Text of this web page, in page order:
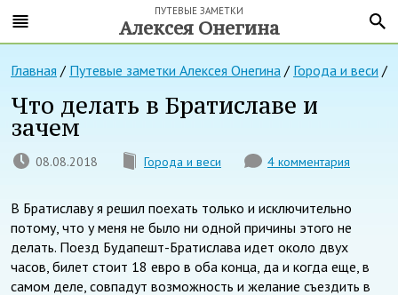
ПУТЕВЫЕ ЗАМЕТКИ
Алексея Онегина
Главная / Путевые заметки Алексея Онегина / Города и веси /
Что делать в Братиславе и
зачем
08.08.2018 Города и веси 4 комментария
В Братиславу я решил поехать только и исключительно
потому, что у меня не было ни одной причины этого не
делать. Поезд Будапешт-Братислава идет около двух
часов, билет стоит 18 евро в оба конца, да и когда еще, в
самом деле, совпадут возможность и желание съездить в